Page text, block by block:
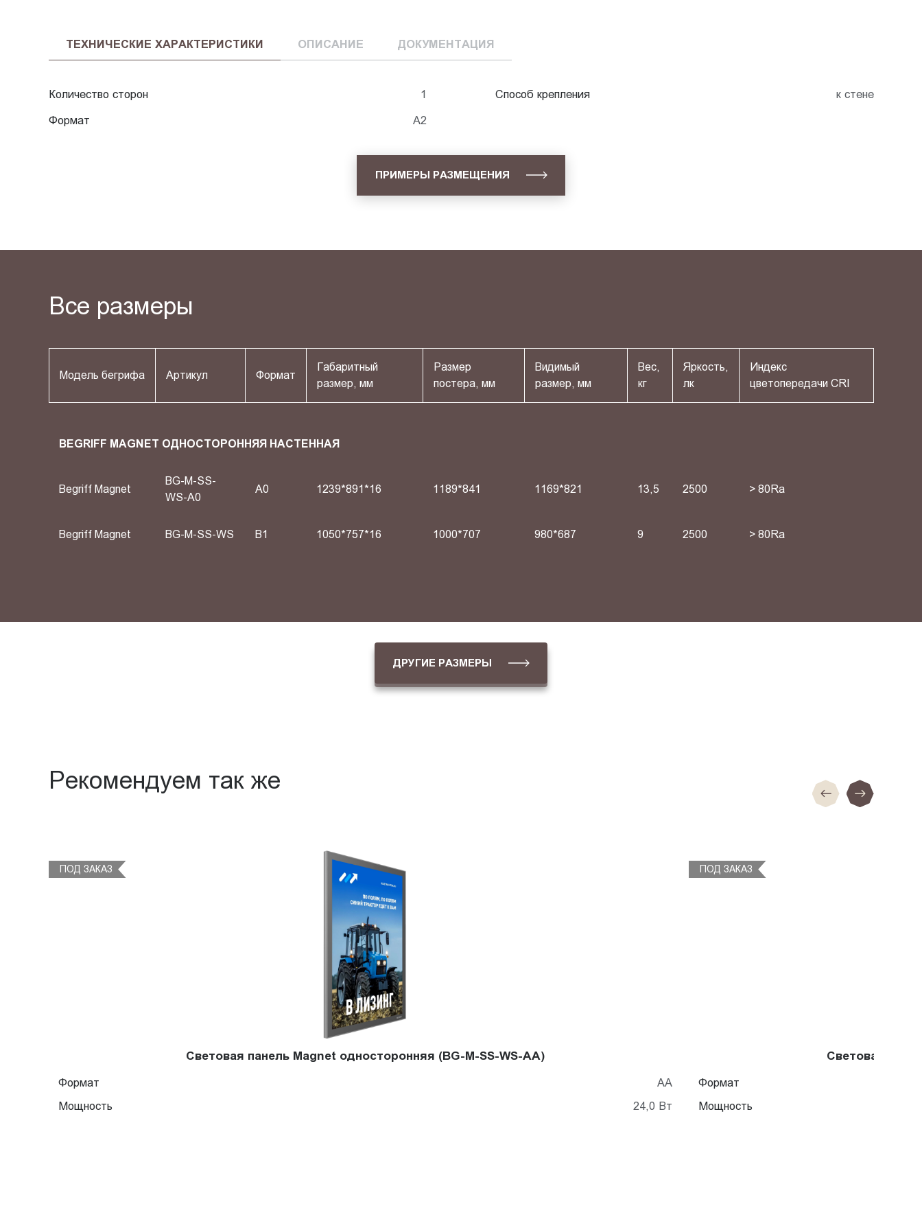
ТЕХНИЧЕСКИЕ ХАРАКТЕРИСТИКИ ОПИСАНИЕ ДОКУМЕНТАЦИЯ
Количество сторон 1
Формат А2
Способ крепления к стене
ПРИМЕРЫ РАЗМЕЩЕНИЯ
Все размеры
Модель бегрифа Артикул Формат
Габаритный
размер, мм
Размер
постера, мм
Видимый
размер, мм
Вес,
кг
Яркость,
лк
Индекс
цветопередачи СRI
BEGRIFF MAGNET ОДНОСТОРОННЯЯ НАСТЕННАЯ
Begriff Magnet
BG-M-SS-
WS-A0
A0 1239*891*16 1189*841 1169*821 13,5 2500 > 80Ra
Begriff Magnet BG-M-SS-WS B1 1050*757*16 1000*707 980*687 9 2500 > 80Ra
ДРУГИЕ РАЗМЕРЫ
Рекомендуем так же
ПОД ЗАКАЗ
Световая панель Magnet односторонняя (BG-M-SS-WS-AА)
Формат
АА
Мощность
24,0 Вт
ПОД ЗАКАЗ
Световая
Формат
Мощность